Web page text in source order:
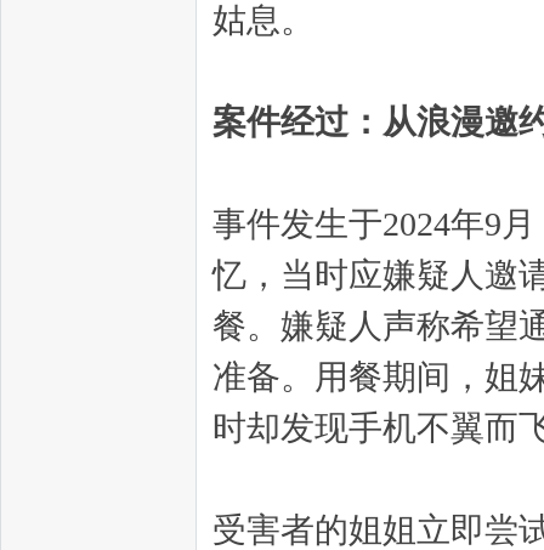
姑息。
案件经过：从浪漫邀
事件发生于2024年9
忆，当时应嫌疑人邀
餐。嫌疑人声称希望
准备。用餐期间，姐
时却发现手机不翼而
受害者的姐姐立即尝